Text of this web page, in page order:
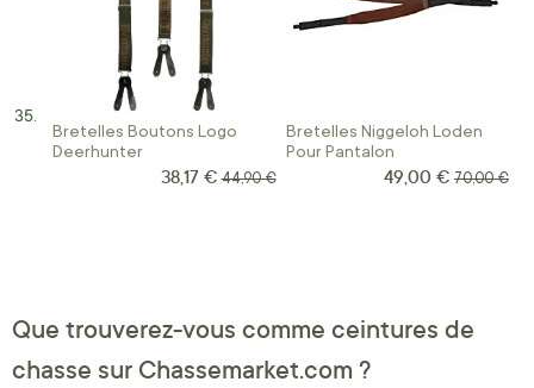
Bretelles Boutons Logo
Deerhunter
Prix Spécial
38,17 € Prix normal
44,90 €
Bretelles Niggeloh Loden
Pour Pantalon
Prix Spécial
49,00 € Prix
70,00 €
Que trouverez-vous comme ceintures de
chasse sur Chassemarket.com ?